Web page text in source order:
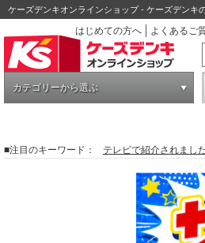
ケーズデンキオンラインショップ - ケーズデンキ
はじめての方へ
よくあるご
カテゴリーから選ぶ
■注目のキーワード： テレビで紹介されまし